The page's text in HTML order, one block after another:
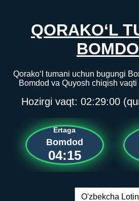
QORAKO‘L
Qorako‘l tumani uchun bugungi
Bomdod va Quyosh chiqish vaqti
Hozirgi vaqt: 02:29:00
Ertaga
Bomdod
04:15